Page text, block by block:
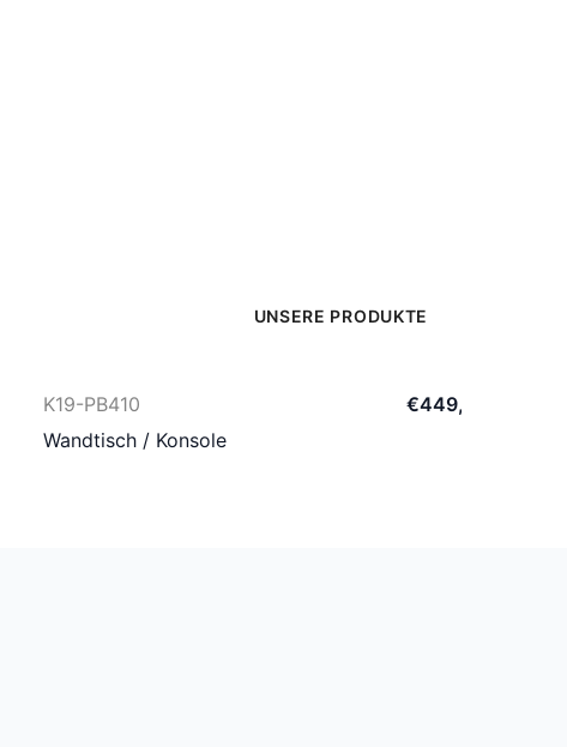
UNSERE PRODUKTE
K19-PB410 €449,
Wandtisch / Konsole